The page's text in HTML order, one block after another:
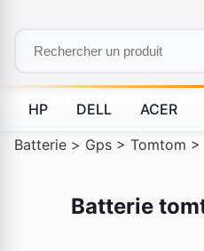
HP DELL ACER
Batterie > Gps > Tomtom >
Batterie